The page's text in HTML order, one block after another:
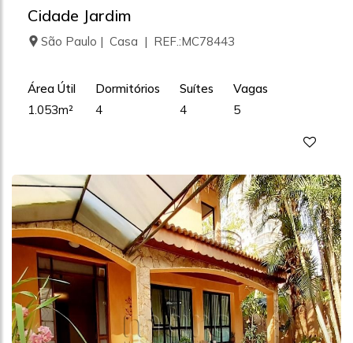
Cidade Jardim
São Paulo | Casa | REF.:MC78443
Área Útil
1.053m²
Dormitórios
4
Suítes
4
Vagas
5